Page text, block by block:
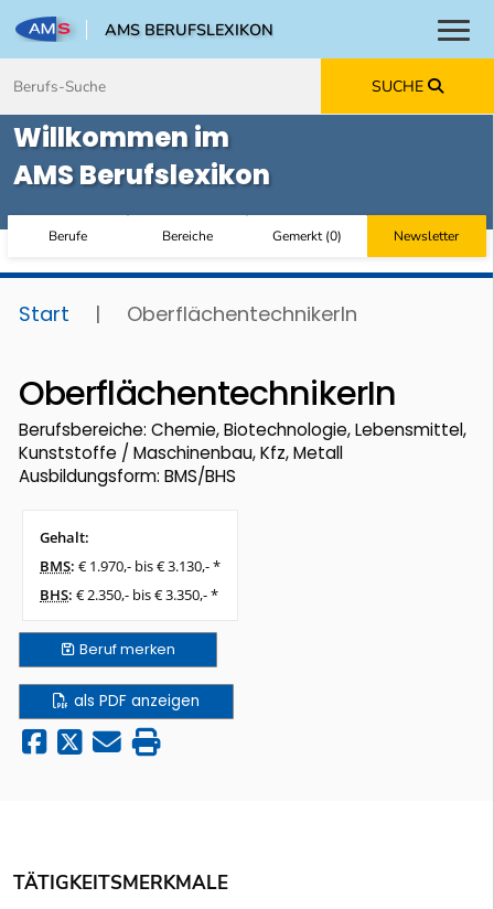
AMS BERUFSLEXIKON
SUCHE
Willkommen im
AMS Berufslexikon
Berufe Bereiche Gemerkt(0) Newsletter
Start | OberflächentechnikerIn
OberflächentechnikerIn
Berufsbereiche: Chemie, Biotechnologie, Lebensmittel,
Kunststoffe / Maschinenbau, Kfz, Metall
Ausbildungsform: BMS/BHS
Gehalt:
BMS: € 1.970,- bis € 3.130,- *
BHS: € 2.350,- bis € 3.350,- *
Berufmerken
als PDF anzeigen
TÄTIGKEITSMERKMALE